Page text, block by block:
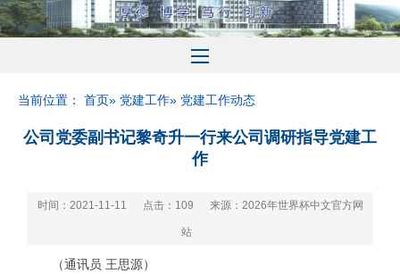
当前位置： 首页» 党建工作» 党建工作动态
公司党委副书记黎奇升一行来公司调研指导党建工
作
时间：2021-11-11 点击： 109 来源：2026年世界杯中文官方网
站
（通讯员 王思源）